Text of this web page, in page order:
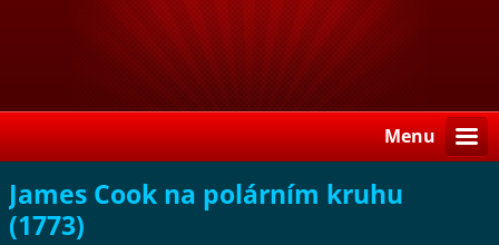
Menu
James Cook na polárním kruhu
(1773)